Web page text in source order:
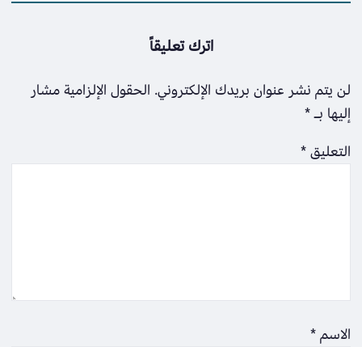
اترك تعليقاً
لن يتم نشر عنوان بريدك الإلكتروني. الحقول الإلزامية مشار
إليها بـ*
التعليق*
الاسم*